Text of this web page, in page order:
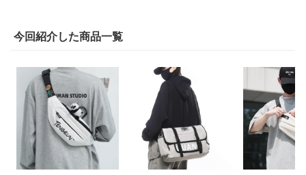
今回紹介した商品一覧